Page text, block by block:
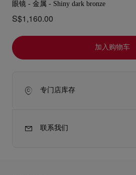
眼镜 - 金属 - Shiny dark bronze
S$1,160.00
加入购物车
专门店库存
联系我们